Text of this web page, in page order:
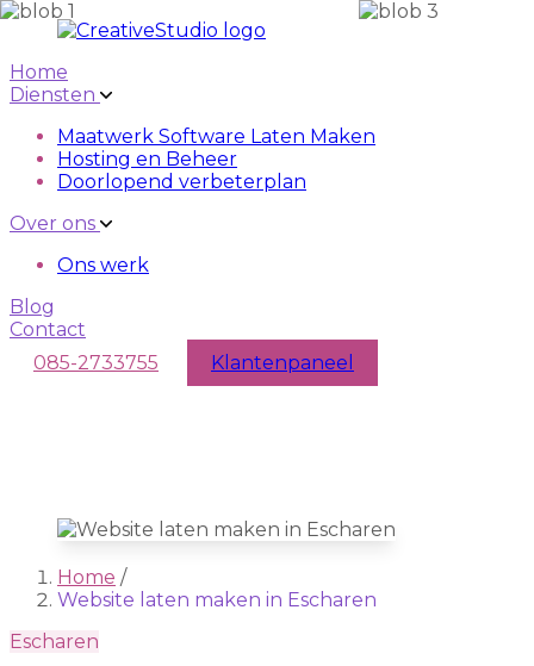
Skip to main content Skip to navigation
Home
Diensten
Maatwerk Software Laten Maken
Hosting en Beheer
Doorlopend verbeterplan
Over ons
Ons werk
Blog
Contact
085-2733755
Klantenpaneel
Home /
Website laten maken in Escharen
Escharen